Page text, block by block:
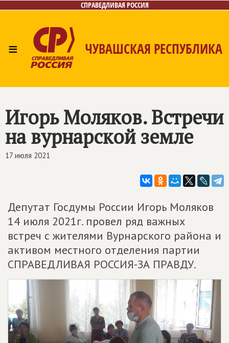
СПРАВЕДЛИВАЯ РОССИЯ
≡ ЧУВАШСКАЯ РЕСПУБЛИКА
Игорь Моляков. Встречи
на вурнарской земле
17 июля 2021
Депутат Госдумы России Игорь Моляков
14 июля 2021г. провел ряд важных
встреч с жителями Вурнарского района и
активом местного отделения партии
СПРАВЕДЛИВАЯ РОССИЯ-ЗА ПРАВДУ.